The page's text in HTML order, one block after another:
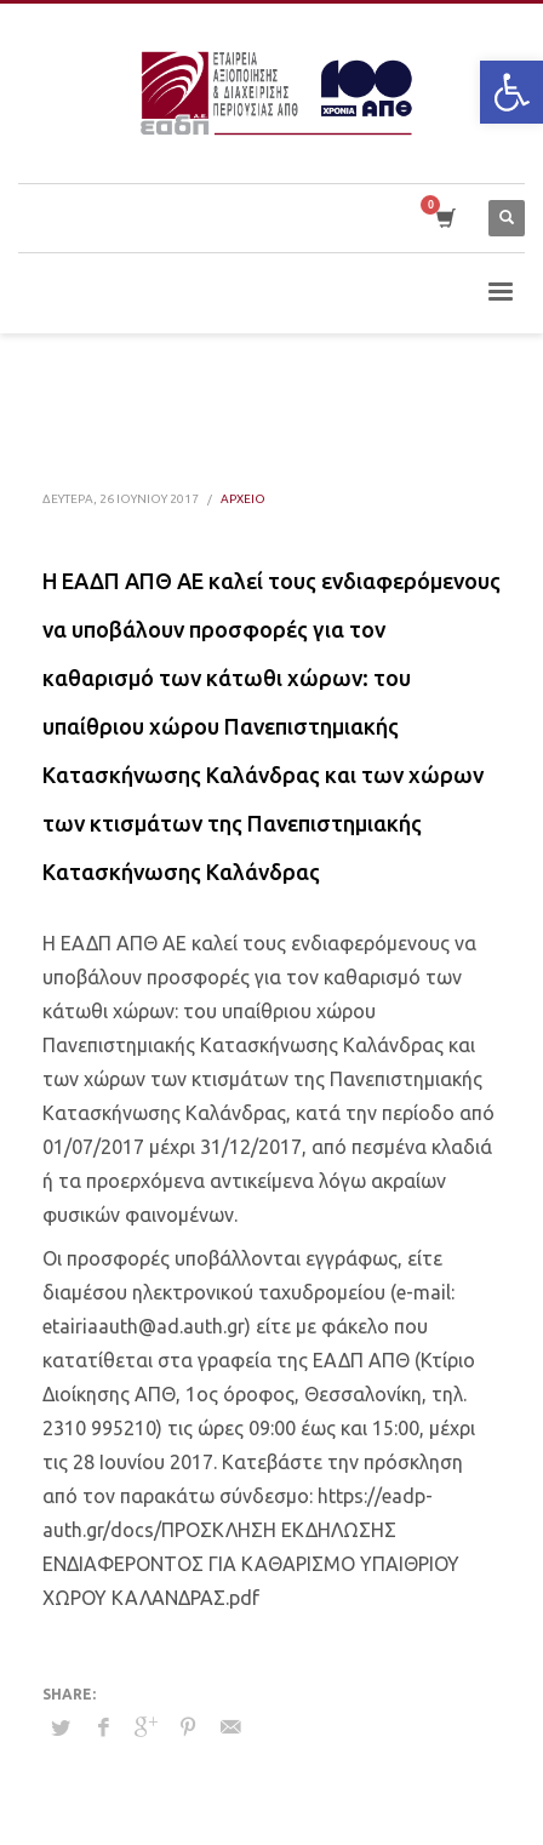
ΔΕΥΤΈΡΑ, 26 ΙΟΥΝΊΟΥ 2017 / ΑΡΧΕΙΟ
Η ΕΑΔΠ ΑΠΘ ΑΕ καλεί τους ενδιαφερόμενους
να υποβάλουν προσφορές για τον
καθαρισμό των κάτωθι χώρων: του
υπαίθριου χώρου Πανεπιστημιακής
Κατασκήνωσης Καλάνδρας και των χώρων
των κτισμάτων της Πανεπιστημιακής
Κατασκήνωσης Καλάνδρας
Η ΕΑΔΠ ΑΠΘ ΑΕ καλεί τους ενδιαφερόμενους να
υποβάλουν προσφορές για τον καθαρισμό των
κάτωθι χώρων: του υπαίθριου χώρου
Πανεπιστημιακής Κατασκήνωσης Καλάνδρας και
των χώρων των κτισμάτων της Πανεπιστημιακής
Κατασκήνωσης Καλάνδρας, κατά την περίοδο από
01/07/2017 μέχρι 31/12/2017, από πεσμένα κλαδιά
ή τα προερχόμενα αντικείμενα λόγω ακραίων
φυσικών φαινομένων.
Οι προσφορές υποβάλλονται εγγράφως, είτε
διαμέσου ηλεκτρονικού ταχυδρομείου (e-mail:
etairiaauth@ad.auth.gr) είτε με φάκελο που
κατατίθεται στα γραφεία της ΕΑΔΠ ΑΠΘ (Κτίριο
Διοίκησης ΑΠΘ, 1ος όροφος, Θεσσαλονίκη, τηλ.
2310 995210) τις ώρες 09:00 έως και 15:00, μέχρι
τις 28 Ιουνίου 2017. Κατεβάστε την πρόσκληση
από τον παρακάτω σύνδεσμο: https://eadp-
auth.gr/docs/ΠΡΟΣΚΛΗΣΗ ΕΚΔΗΛΩΣΗΣ
ΕΝΔΙΑΦΕΡΟΝΤΟΣ ΓΙΑ ΚΑΘΑΡΙΣΜΟ ΥΠΑΙΘΡΙΟΥ
ΧΩΡΟΥ ΚΑΛΑΝΔΡΑΣ.pdf